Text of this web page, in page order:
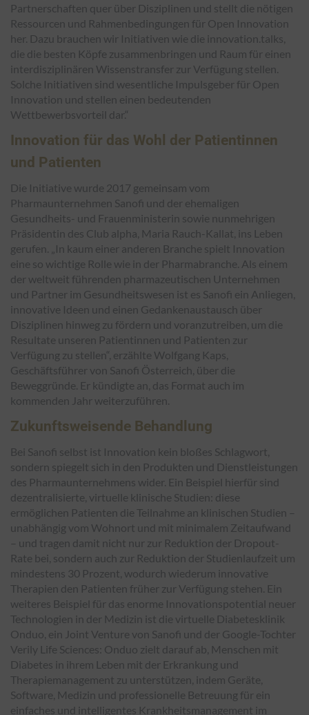
Partnerschaften quer über Disziplinen und stellt die nötigen
Ressourcen und Rahmenbedingungen für Open Innovation
her. Dazu brauchen wir Initiativen wie die innovation.talks,
die die besten Köpfe zusammenbringen und Raum für einen
interdisziplinären Wissenstransfer zur Verfügung stellen.
Solche Initiativen sind wesentliche Impulsgeber für Open
Innovation und stellen einen bedeutenden
Wettbewerbsvorteil dar.“
Innovation für das Wohl der Patientinnen
und Patienten
Die Initiative wurde 2017 gemeinsam vom
Pharmaunternehmen Sanofi und der ehemaligen
Gesundheits- und Frauenministerin sowie nunmehrigen
Präsidentin des Club alpha, Maria Rauch-Kallat, ins Leben
gerufen.
„In kaum einer anderen Branche spielt Innovation
eine so wichtige Rolle wie in der Pharmabranche. Als einem
der weltweit führenden pharmazeutischen Unternehmen
und Partner im Gesundheitswesen ist es Sanofi ein Anliegen,
innovative Ideen und einen Gedankenaustausch über
Disziplinen hinweg zu fördern und voranzutreiben, um die
Resultate unseren Patientinnen und Patienten zur
Verfügung zu stellen“ , erzählte Wolfgang Kaps,
Geschäftsführer von Sanofi Österreich, über die
Beweggründe. Er kündigte an, das Format auch im
kommenden Jahr weiterzuführen.
Zukunftsweisende Behandlung
Bei Sanofi selbst ist Innovation kein bloßes Schlagwort,
sondern spiegelt sich in den Produkten und Dienstleistungen
des Pharmaunternehmens wider. Ein Beispiel hierfür sind
dezentralisierte, virtuelle klinische Studien: diese
ermöglichen Patienten die Teilnahme an klinischen Studien –
unabhängig vom Wohnort und mit minimalem Zeitaufwand
– und tragen damit nicht nur zur Reduktion der Dropout-
Rate bei, sondern auch zur Reduktion der Studienlaufzeit um
mindestens 30 Prozent, wodurch wiederum innovative
Therapien den Patienten früher zur Verfügung stehen. Ein
weiteres Beispiel für das enorme Innovationspotential neuer
Technologien in der Medizin ist die virtuelle Diabetesklinik
Onduo, ein Joint Venture von Sanofi und der Google-Tochter
Verily Life Sciences: Onduo zielt darauf ab, Menschen mit
Diabetes in ihrem Leben mit der Erkrankung und
Therapiemanagement zu unterstützen, indem Geräte,
Software, Medizin und professionelle Betreuung für ein
einfaches und intelligentes Krankheitsmanagement im